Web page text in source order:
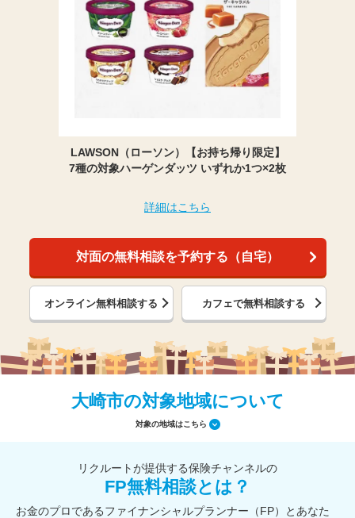
LAWSON（ローソン）【お持ち帰り限定】
7種の対象ハーゲンダッツ いずれか1つ×2枚
詳細はこちら
対面の無料相談を予約する（自宅）
オンライン無料相談する カフェで無料相談する
大崎市の対象地域について
対象の地域はこちら
リクルートが提供する保険チャンネルの
FP無料相談とは？
お金のプロであるファイナンシャルプランナー（FP）とあなた